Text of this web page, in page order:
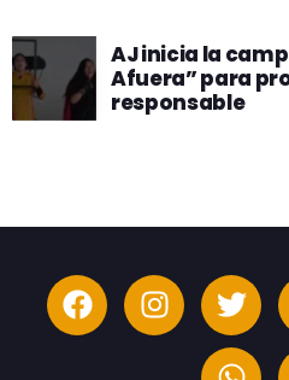
AJ inicia la
Afuera” para
responsable